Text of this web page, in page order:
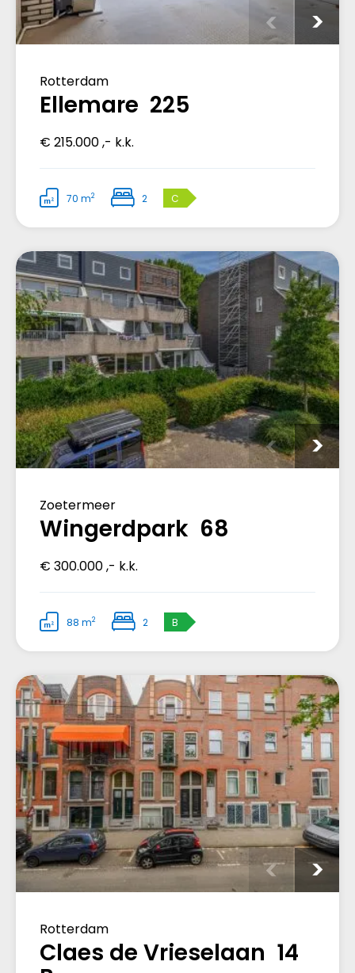
Rotterdam
Ellemare 225
€ 215.000 ,- k.k.
70 m2 2 C
Zoetermeer
Wingerdpark 68
€ 300.000 ,- k.k.
88 m2 2 B
Rotterdam
Claes de Vrieselaan 14